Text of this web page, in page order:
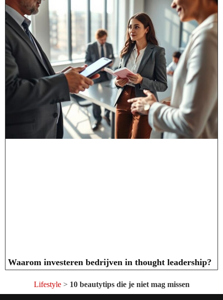
Waarom investeren bedrijven in thought leadership?
Lifestyle> 10 beautytips die je niet mag missen